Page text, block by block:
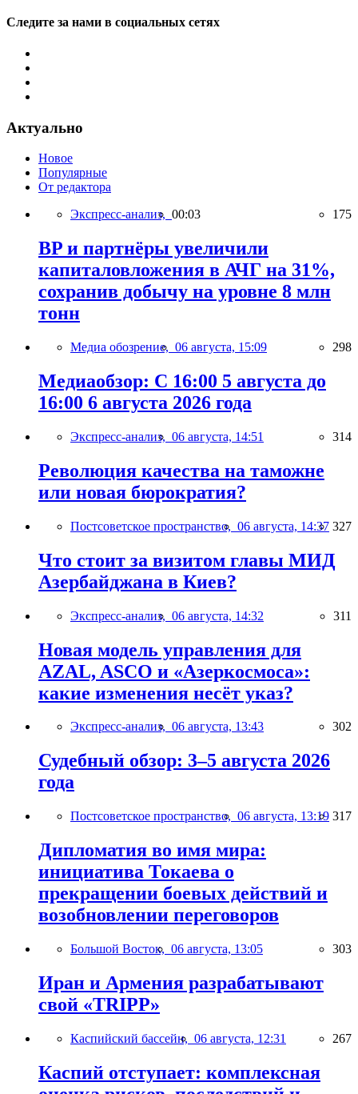
Следите за нами в социальных сетях
Актуально
Новое
Популярные
От редактора
Экспресс-анализ, 00:03 175
BP и партнёры увеличили
капиталовложения в АЧГ на 31%,
сохранив добычу на уровне 8 млн
тонн
Медиа обозрение, 06 августа, 15:09 298
Медиаобзор: С 16:00 5 августа до
16:00 6 августа 2026 года
Экспресс-анализ, 06 августа, 14:51 314
Революция качества на таможне
или новая бюрократия?
Постсоветское пространство, 06 августа, 14:37 327
Что стоит за визитом главы МИД
Азербайджана в Киев?
Экспресс-анализ, 06 августа, 14:32 311
Новая модель управления для
AZAL, ASCO и «Азеркосмоса»:
какие изменения несёт указ?
Экспресс-анализ, 06 августа, 13:43 302
Судебный обзор: 3–5 августа 2026
года
Постсоветское пространство, 06 августа, 13:19 317
Дипломатия во имя мира:
инициатива Токаева о
прекращении боевых действий и
возобновлении переговоров
Большой Восток, 06 августа, 13:05 303
Иран и Армения разрабатывают
свой «TRIPP»
Каспийский бассейн, 06 августа, 12:31 267
Каспий отступает: комплексная